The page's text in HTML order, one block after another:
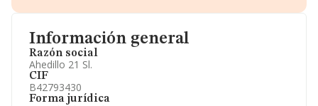
Información general
Razón social
Ahedillo 21 Sl.
CIF
B42793430
Forma jurídica
Información oficial y registral complementaria.